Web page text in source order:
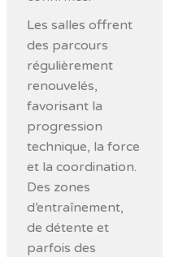
Les salles offrent
des parcours
régulièrement
renouvelés,
favorisant la
progression
technique, la force
et la coordination.
Des zones
d’entraînement,
de détente et
parfois des